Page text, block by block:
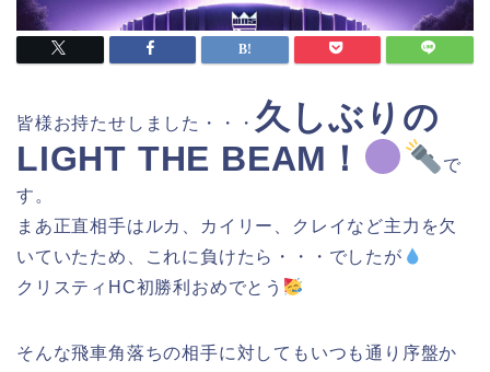
皆様お持たせしました・・・ 久しぶりの
LIGHT THE BEAM！
で
す。
まあ正直相手はルカ、カイリー、クレイなど主力を欠
いていたため、これに負けたら・・・でしたが
クリスティHC初勝利おめでとう
そんな飛車角落ちの相手に対してもいつも通り序盤か